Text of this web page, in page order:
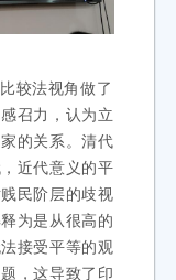
较法视角做了
召力，认为立
的关系。清代
近代意义的平
民阶层的歧视
为是从很高的
接受平等的观
，这导致了印